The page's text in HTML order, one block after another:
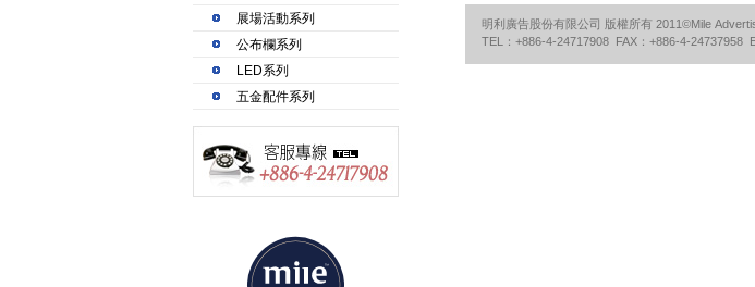
展場活動系列
公布欄系列
LED系列
五金配件系列
明利廣告股份有限公司 版權所有 2011©Mile
TEL：+886-4-24717908 FAX：+886-4-24737958